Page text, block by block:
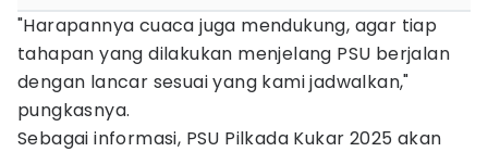
"Harapannya cuaca juga mendukung, agar tiap
tahapan yang dilakukan menjelang PSU berjalan
dengan lancar sesuai yang kami jadwalkan,"
pungkasnya.
Sebagai informasi, PSU Pilkada Kukar 2025 akan